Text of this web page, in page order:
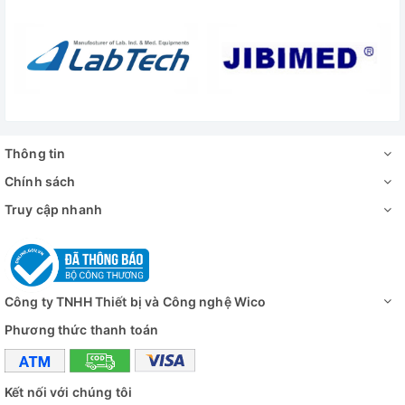
Cung cấp bao
- Tủ sấy đối lưu cưỡng bức Gemmy hiện
- 2 giá để mẫu bằng thép không gỉ, có
Đánh giá
Thông tin
Chính sách
Truy cập nhanh
Công ty TNHH Thiết bị và Công nghệ Wico
Phương thức thanh toán
Kết nối với chúng tôi